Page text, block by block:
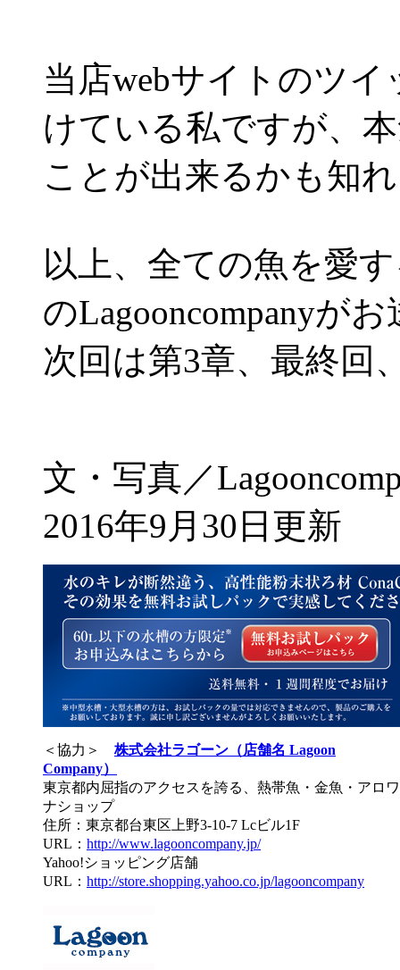
当店webサイトのツ
けている私ですが、
ことが出来るかも知
以上、全ての魚を愛
のLagooncompanyが
次回は第3章、最終回
文・写真／
2016年9月30日更新
＜協力＞ 株式会社ラゴーン（店舗名 Lagoon
Company）
東京都内屈指のアクセスを誇る、熱帯魚・金魚・アロワ
ナショップ
住所：東京都台東区上野3-10-7 Lcビル1F
URL： http://www.lagooncompany.jp/
Yahoo!ショッピング店舗
URL： http://store.shopping.yahoo.co.jp/lagooncompany